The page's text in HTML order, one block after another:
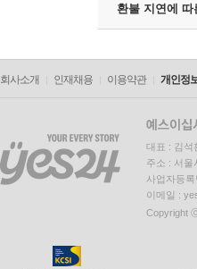
환불 지연에 따
회사소개 인재채용 이용약관 개인정
대표 : 김석
주소 : 서울
사업자등
이메일 :
Copyright